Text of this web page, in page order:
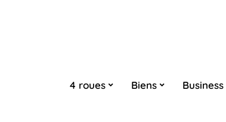
4 roues Biens Business